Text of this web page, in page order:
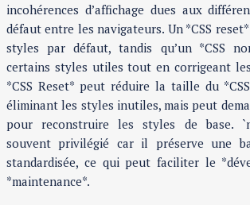
incohérences d’affichage dues aux
défaut entre les navigateurs. Un *CSS
styles par défaut, tandis qu’un *CSS
certains styles utiles tout en corrigeant
*CSS Reset* peut réduire la taille du
éliminant les styles inutiles, mais peut
pour reconstruire les styles de base.
souvent privilégié car il préserve une
standardisée, ce qui peut faciliter le
*maintenance*.